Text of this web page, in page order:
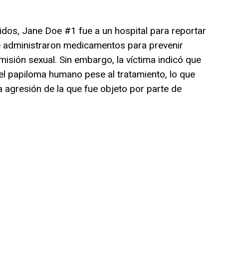
Jane Doe #1 fue a un hospital para reportar
medicamentos para prevenir
sexual. Sin embargo, la víctima indicó que
papiloma humano pese al tratamiento, lo que
agresión de la que fue objeto por parte de